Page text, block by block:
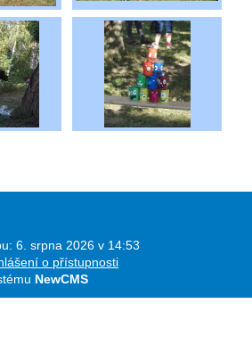
6. srpna 2026 v 14:53
o přístupnosti
NewCMS